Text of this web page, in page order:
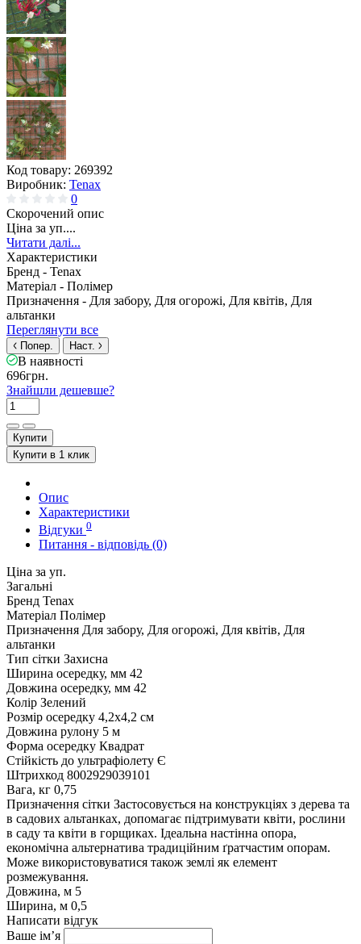
Код товару: 269392
Виробник: Tenax
0
Скорочений опис
Ціна за уп....
Читати далі...
Характеристики
Бренд - Tenax
Матеріал - Полімер
Призначення - Для забору, Для огорожі, Для квітів, Для
альтанки
Переглянути все
Попер. Наст.
В наявності
696грн.
Знайшли дешевше?
Купити
Купити в 1 клик
Опис
Характеристики
Відгуки 0
Питання - відповідь (0)
Ціна за уп.
Загальні
Бренд Tenax
Матеріал Полімер
Призначення Для забору, Для огорожі, Для квітів, Для
альтанки
Тип сітки Захисна
Ширина осередку, мм 42
Довжина осередку, мм 42
Колір Зелений
Розмір осередку 4,2x4,2 см
Довжина рулону 5 м
Форма осередку Квадрат
Стійкість до ультрафіолету Є
Штрихкод 8002929039101
Вага, кг 0,75
Призначення сітки Застосовується на конструкціях з дерева та
в садових альтанках, допомагає підтримувати квіти, рослини
в саду та квіти в горщиках. Ідеальна настінна опора,
економічна альтернатива традиційним ґратчастим опорам.
Може використовуватися також землі як елемент
розмежування.
Довжина, м 5
Ширина, м 0,5
Написати відгук
Ваше ім’я